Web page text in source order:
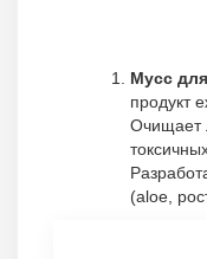
Мусс
продукт
Очищает
(aloe,